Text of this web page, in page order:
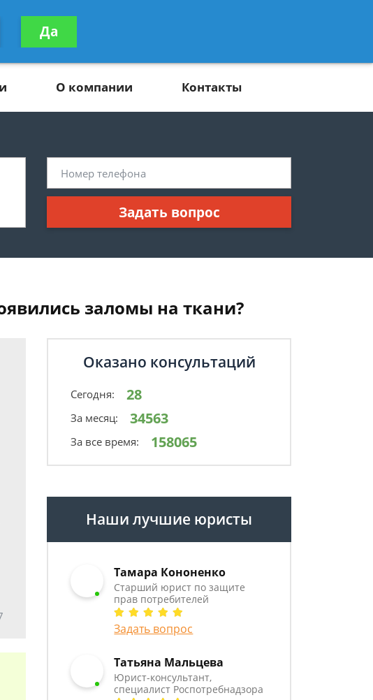
консультацию
бесплатно
О компании Контакты
Задать вопрос
заломы на ткани?
Оказано консультаций
Сегодня: 28
За месяц: 34563
За все время: 158065
Наши лучшие юристы
Тамара Кононенко
Старший юрист по защите
прав потребителей
Задать вопрос
Татьяна Мальцева
Юрист-консультант,
специалист Роспотребнадзора
Да